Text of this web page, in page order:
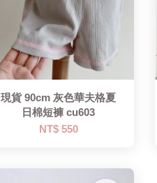
現貨 90cm 灰色華夫格夏
日棉短褲 cu603
NT$ 550